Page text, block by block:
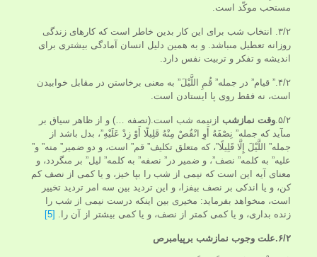
مستحب موکّد است.
۳/۲. انتخاب شب براى اين كار بدین خاطر است كه كارهاى زندگى
روزانه تعطيل مى‏باشد. و به همين دليل انسان آمادگى بيشترى براى
انديشه و تفكر و تربيت نفس دارد.
۴/۲.” قيام” در جمله” قُمِ اللَّيْلَ” به معنى برخاستن در مقابل خوابيدن
است، نه فقط روى پا ايستادن است.
۵/۲. وقت نمازشب ازنیمه شب است.(نصفه …) و از ظاهر سياق بر
مى‏آيد كه جمله” نِصْفَهُ أَوِ انْقُصْ مِنْهُ قَلِيلًا أَوْ زِدْ عَلَيْهِ”، بدل باشد از
جمله” اللَّيْلَ إِلَّا قَلِيلًا”، كه متعلق تكليف” قم” است، و دو ضمير” منه” و”
عليه” به كلمه” نصف”، و ضمير در” نصفه” به كلمه” ليل” بر مى‏گردد، و
معناى آيه اين است كه نيمى از شب را بپا خيز، و يا كمى از نصف كم
كن، و يا اندكى بر نصف بيفزا، و اين ترديد بين سه امر ترديد تخيير
است، مى‏خواهد بفرمايد: مخيرى بين اينكه درست نيمى از شب را
زنده بدارى، و يا كمى كمتر از نصف، و يا كمى بيشتر از آن را. [5]
۶/۲.علت وجوب نمازشب برپیامبرص